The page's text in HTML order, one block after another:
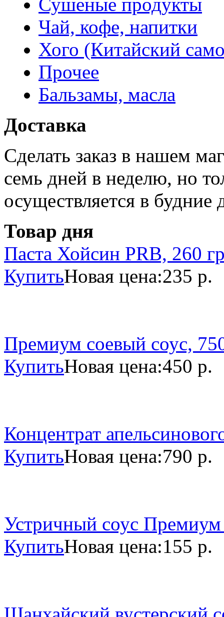
Чай, кофе, напитки
Хого (Китайский
Прочее
Бальзамы, масла
Доставка
Сделать заказ в нашем
семь дней в неделю, но
осуществляется в будние
Товар дня
Паста Хойсин PRB, 260
КупитьНовая цена:235 р.
Премиум соевый соус,
КупитьНовая цена:450 р.
Концентрат
КупитьНовая цена:790 р.
Устричный соус
КупитьНовая цена:155 р.